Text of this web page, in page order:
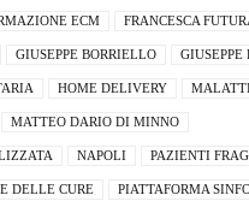
ECM FRANCESCA
GIUSEPPE BORRIELLO
HOME DELIVERY
MATTEO DARIO DI MINNO
NAPOLI PAZIENTI
DELLE CURE PIATTAFORMA